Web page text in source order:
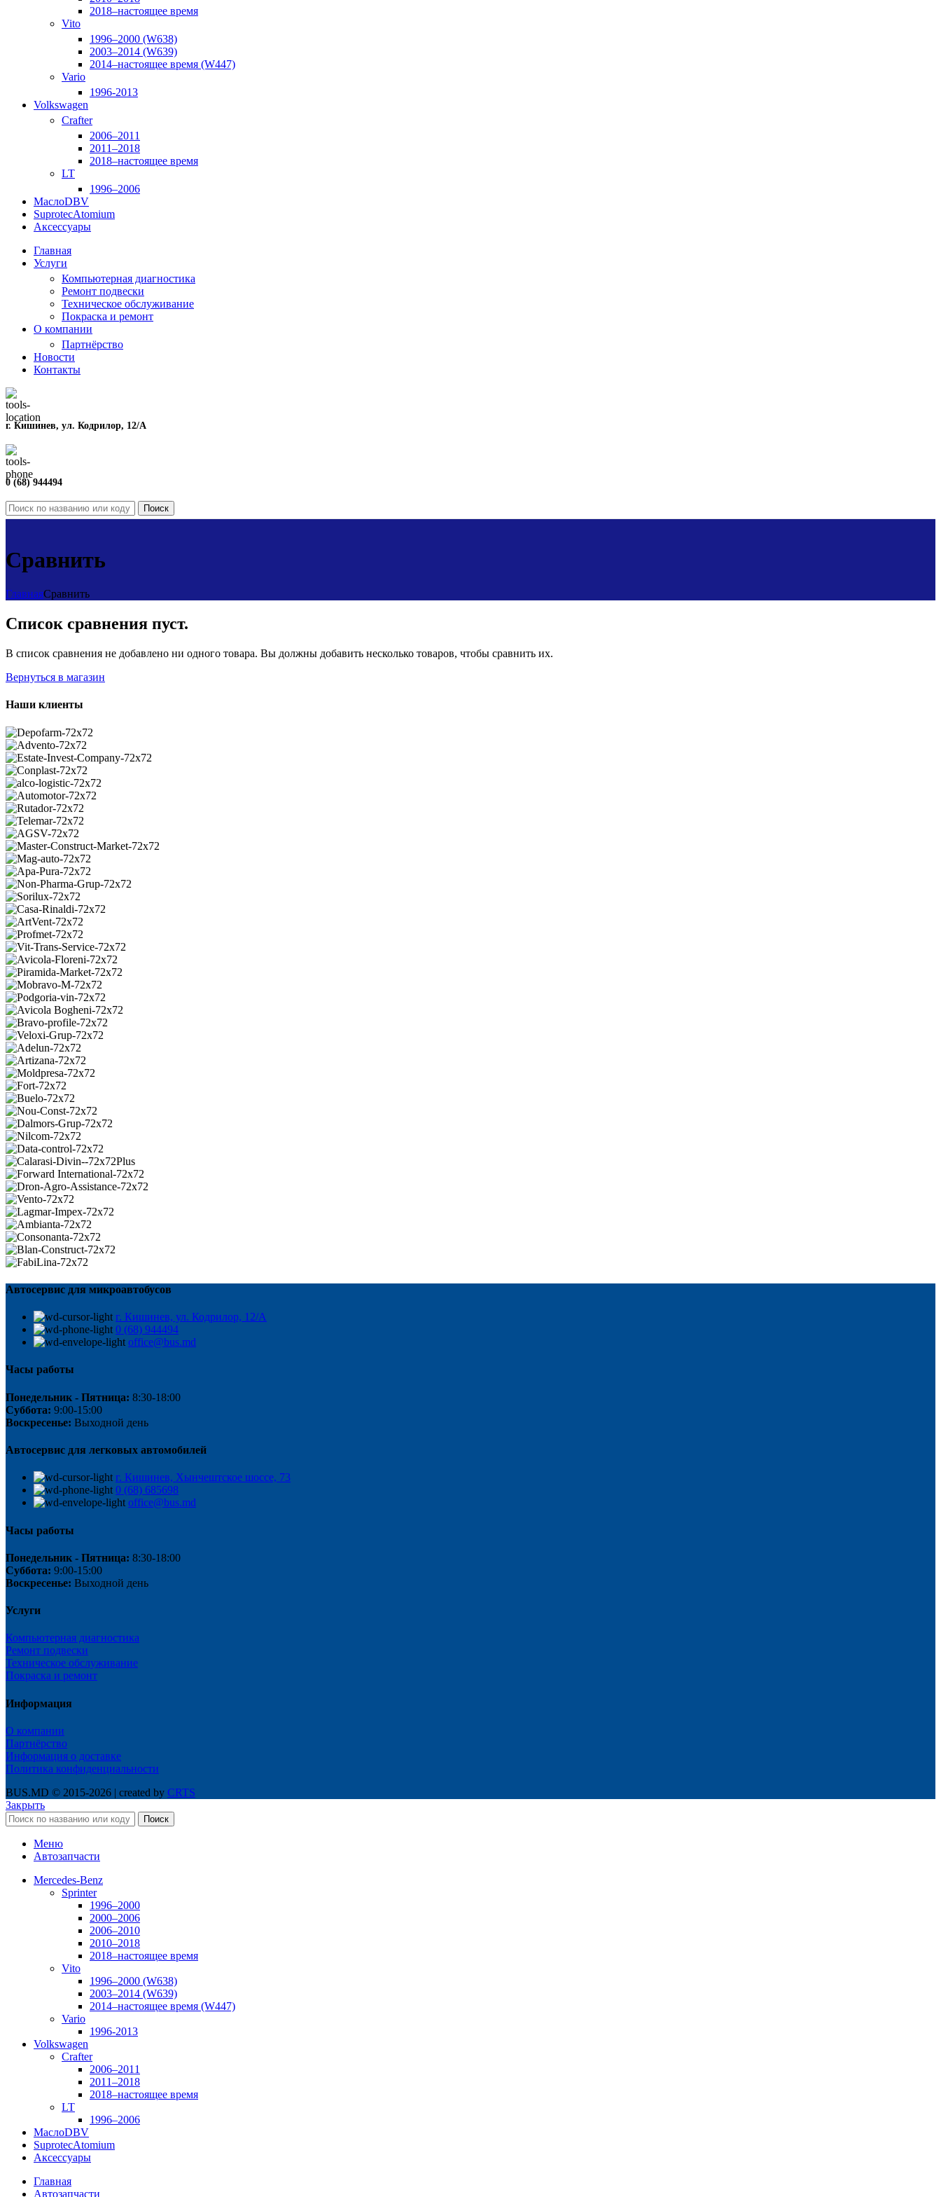
2018–настоящее время
Vito
1996–2000 (W638)
2003–2014 (W639)
2014–настоящее время (W447)
Vario
1996-2013
Volkswagen
Crafter
2006–2011
2011–2018
2018–настоящее время
LT
1996–2006
МаслоDBV
SuprotecAtomium
Аксессуары
Главная
Услуги
Компьютерная диагностика
Ремонт подвески
Техническое обслуживание
Покраска и ремонт
О компании
Партнёрство
Новости
Контакты
г. Кишинев, ул. Кодрилор, 12/A
0 (68) 944494
Поиск
Сравнить
ГлавнаяСравнить
Список сравнения пуст.
В список сравнения не добавлено ни одного товара. Вы должны добавить несколько товаров, чтобы сравнить их.
Вернуться в магазин
Наши клиенты
Автосервис для микроавтобусов
г. Кишинев, ул. Кодрилор, 12/A
0 (68) 944494
office@bus.md
Часы работы
Понедельник - Пятница: 8:30-18:00
Суббота: 9:00-15:00
Воскресенье: Выходной день
Автосервис для легковых автомобилей
г. Кишинев, Хынчештское шоссе, 73
0 (68) 685698
office@bus.md
Часы работы
Понедельник - Пятница: 8:30-18:00
Суббота: 9:00-15:00
Воскресенье: Выходной день
Услуги
Компьютерная диагностика
Ремонт подвески
Техническое обслуживание
Покраска и ремонт
Информация
О компании
Партнёрство
Информация о доставке
Политика конфиденциальности
BUS.MD © 2015-2026 | created by CRTS
Закрыть
Поиск
Меню
Автозапчасти
Mercedes-Benz
Sprinter
1996–2000
2000–2006
2006–2010
2010–2018
2018–настоящее время
Vito
1996–2000 (W638)
2003–2014 (W639)
2014–настоящее время (W447)
Vario
1996-2013
Volkswagen
Crafter
2006–2011
2011–2018
2018–настоящее время
LT
1996–2006
МаслоDBV
SuprotecAtomium
Аксессуары
Главная
Автозапчасти